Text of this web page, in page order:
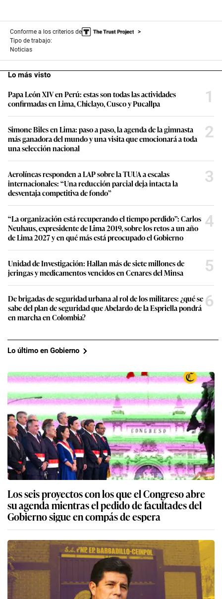
Conforme a los criterios de
Tipo de trabajo:
Noticias
Lo más visto
Papa León XIV en Perú: estas son todas las actividades
confirmadas en Lima, Chiclayo, Cusco y Pucallpa
1
Simone Biles en Lima: paso a paso, la agenda de la gimnasta
más ganadora del mundo y una visita que emocionará a toda
una selección nacional
2
Aerolíneas responden a LAP sobre la TUUA a escalas
internacionales: “Una reducción parcial deja intacta la
desventaja competitiva de fondo”
3
“La organización está recuperando el tiempo perdido”: Carlos
Neuhaus, expresidente de Lima 2019, sobre los retos a un año
de Lima 2027 y en qué más está preocupado el Gobierno
4
Unidad de Investigación: Hallan más de siete millones de
jeringas y medicamentos vencidos en Cenares del Minsa
5
De brigadas de seguridad urbana al rol de los militares: ¿qué se
sabe del plan de seguridad que Abelardo de la Espriella pondrá
en marcha en Colombia?
6
Lo último en Gobierno
Los seis proyectos con los que el Congreso abre
su agenda mientras el pedido de facultades del
Gobierno sigue en compás de espera